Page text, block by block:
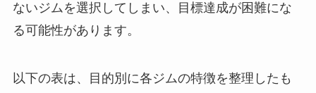
ないジムを選択してしまい、目標達成が困難にな
る可能性があります。
以下の表は、目的別に各ジムの特徴を整理したも